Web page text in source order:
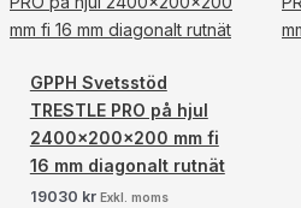
GPPH Svetsstöd
TRESTLE PRO på hjul
2400x200x200 mm fi
16 mm diagonalt rutnät
19030 kr Exkl. moms